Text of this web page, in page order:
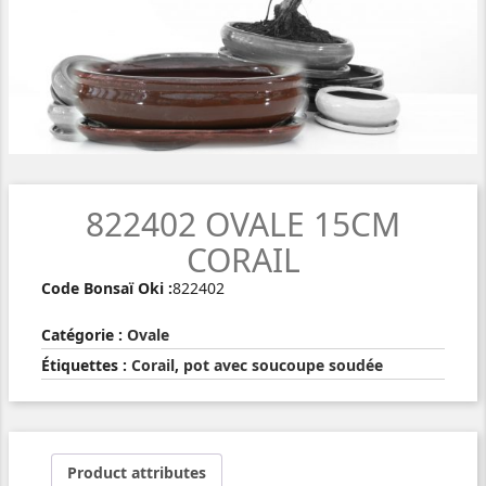
822402 OVALE 15CM
CORAIL
Code Bonsaï Oki :822402
Catégorie : Ovale
Étiquettes : Corail, pot avec soucoupe soudée
Product attributes